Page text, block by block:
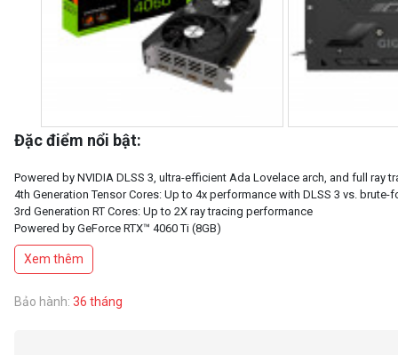
Đặc điểm nổi bật:
Powered by NVIDIA DLSS 3, ultra-efficient Ada Lovelace arch, and full ray
4th Generation Tensor Cores: Up to 4x performance with DLSS 3 vs. brute-
3rd Generation RT Cores: Up to 2X ray tracing performance
Powered by GeForce RTX™ 4060 Ti (8GB)
Integrated with 8GB GDDR6 128bit memory interface
WINDFORCE cooling system
Protection back plate
CORE CLOCK
Xem thêm
Bảo hành: 36 tháng